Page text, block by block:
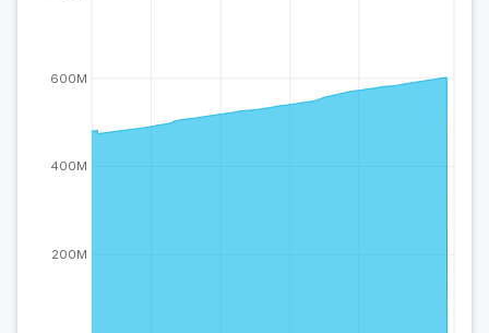
200M
400M
600M